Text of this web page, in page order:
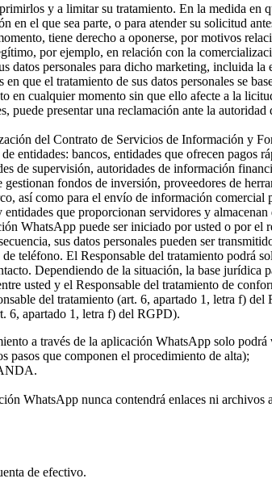
y a limitar su tratamiento. En la medida
el que sea parte, o para atender su solicitud
tiene derecho a oponerse, por motivos
por ejemplo, en relación con la
datos personales para dicho marketing, incluida
que el tratamiento de sus datos personales se
en cualquier momento sin que ello afecte a la
puede presentar una reclamación ante la
del Contrato de Servicios de Información y
entidades: bancos, entidades que ofrecen pagos
de supervisión, autoridades de información
fondos de inversión, proveedores de
así como para el envío de información
que proporcionan servidores y almacenan
WhatsApp puede ser iniciado por usted o por el
sus datos personales pueden ser
teléfono. El Responsable del tratamiento podrá
Dependiendo de la situación, la base jurídica
usted y el Responsable del tratamiento de
del tratamiento (art. 6, apartado 1, letra f)
6, apartado 1, letra f) del RGPD).
a través de la aplicación WhatsApp solo podrá
pasos que componen el procedimiento de alta);
WhatsApp nunca contendrá enlaces ni archivos
de efectivo.